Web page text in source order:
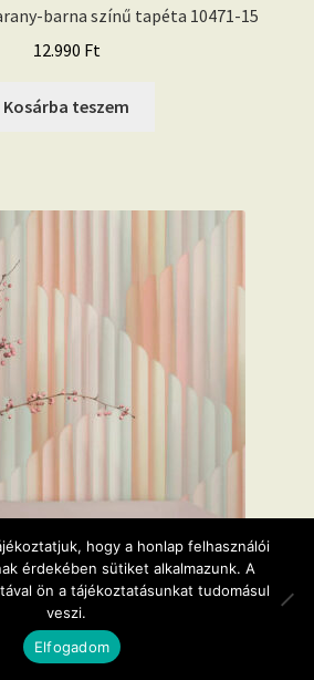
barna színű tapéta 10471-15
12.990 Ft
Kosárba teszem
barack színű tapéta 10471-05
12.990Ft
hogy a honlap felhasználói
érdekében sütiket alkalmazunk. A
ön a tájékoztatásunkat tudomásul
veszi.
Elfogadom